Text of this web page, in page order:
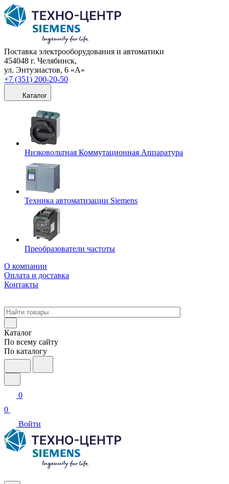
Поставка электрооборудования и автоматики
454048 г. Челябинск,
ул. Энтузиастов, 6 «А»
+7 (351) 200-20-50
Каталог
Низковольтная Коммутационная Аппаратура
Техника автоматизации Siemens
Преобразователи частоты
О компании
Оплата и доставка
Контакты
Каталог
По всему сайту
По каталогу
0
0
Войти